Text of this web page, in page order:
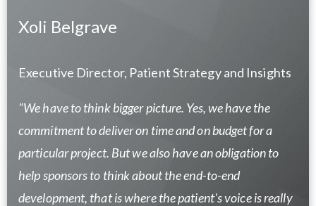
Xoli Belgrave
Executive Director, Patient Strategy and Insights
"We have to think bigger picture. Yes, we have the
commitment to deliver on time and on budget for a
particular project. But we also have an obligation to
help sponsors to think about the end-to-end
development, that is where the patient's voice is really